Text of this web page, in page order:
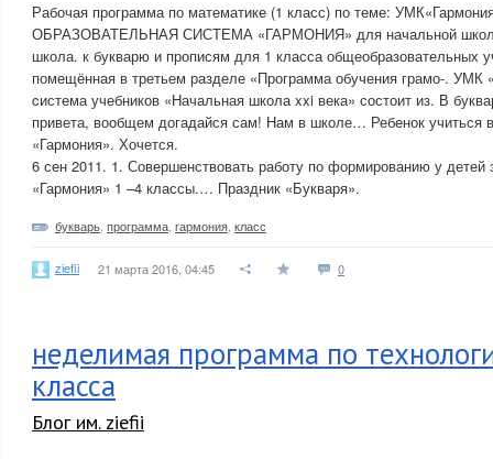
Рабочая программа по математике (1 класс) по теме:
ОБРАЗОВАТЕЛЬНАЯ СИСТЕМА «ГАРМОНИЯ» для начальной
школа. к букварю и прописям для 1 класса общеобразовательных
помещённая в третьем разделе «Программа обучения грамо-. УМК
cистема учебников «Начальная школа xxi века» состоит из. В
привета, вообщем догадайся сам! Нам в школе… Ребенок учиться
«Гармония». Хочется.
6 сен 2011. 1. Совершенствовать работу по формированию у
«Гармония» 1 –4 классы.… Праздник «Букваря».
букварь программа гармония класс
ziefii 21 марта 2016, 04:45 0
неделимая программа по
класса
Блог им. ziefii